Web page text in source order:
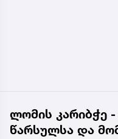
ლომის კარიბჭე
წარსულსა და